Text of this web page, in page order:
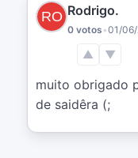
Rodrigo.
0 votos •01/
▲ ▼
muito obrigado
de saidêra (;